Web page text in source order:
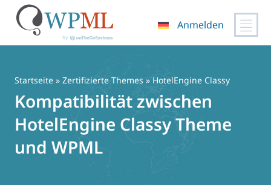
springen
Anmelden
Startseite » Zertifizierte Themes » HotelEngine Classy
Kompatibilität zwischen
HotelEngine Classy Theme
und WPML